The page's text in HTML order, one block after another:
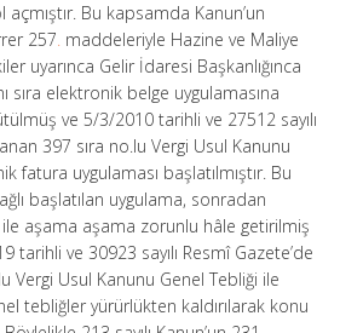
açmıştır. Bu kapsamda Kanun’un
257. maddeleriyle Hazine ve Maliye
uyarınca Gelir İdaresi Başkanlığınca
sıra elektronik belge uygulamasına
ve 5/3/2010 tarihli ve 27512 sayılı
397 sıra no.lu Vergi Usul Kanunu
fatura uygulaması başlatılmıştır. Bu
başlatılan uygulama, sonradan
ile aşama aşama zorunlu hâle getirilmiş
ve 30923 sayılı Resmî Gazete’de
Vergi Usul Kanunu Genel Tebliği ile
tebliğler yürürlükten kaldırılarak konu